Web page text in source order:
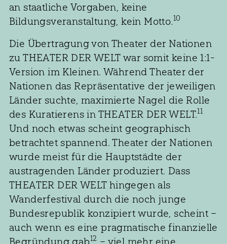
an staatliche Vorgaben, keine
Bildungsveranstaltung, kein Motto.10
Die Übertragung von Theater der Nationen
zu THEATER DER WELT war somit keine 1:1-
Version im Kleinen. Während Theater der
Nationen das Repräsentative der jeweiligen
Länder suchte, maximierte Nagel die Rolle
des Kuratierens in THEATER DER WELT.11
Und noch etwas scheint geographisch
betrachtet spannend. Theater der Nationen
wurde meist für die Hauptstädte der
austragenden Länder produziert. Dass
THEATER DER WELT hingegen als
Wanderfestival durch die noch junge
Bundesrepublik konzipiert wurde, scheint –
auch wenn es eine pragmatische finanzielle
Begründung gab12 – viel mehr eine